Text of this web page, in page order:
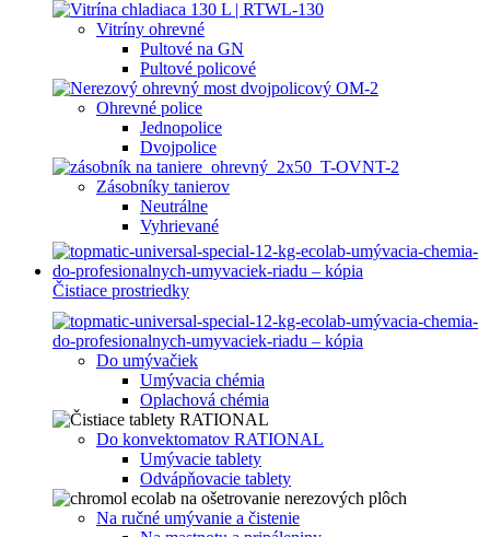
Vitríny ohrevné
Pultové na GN
Pultové policové
Ohrevné police
Jednopolice
Dvojpolice
Zásobníky tanierov
Neutrálne
Vyhrievané
Čistiace prostriedky
Do umývačiek
Umývacia chémia
Oplachová chémia
Do konvektomatov RATIONAL
Umývacie tablety
Odvápňovacie tablety
Na ručné umývanie a čistenie